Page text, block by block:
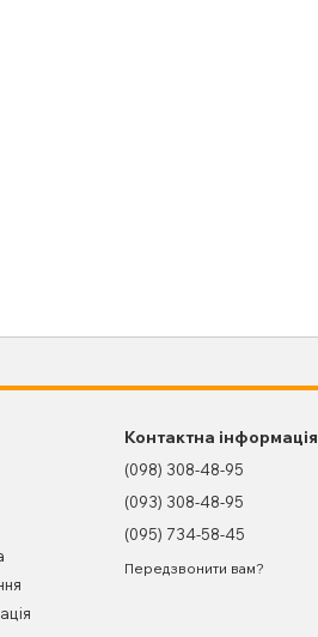
Контактна інформація
(098) 308-48-95
(093) 308-48-95
(095) 734-58-45
Передзвонити вам?